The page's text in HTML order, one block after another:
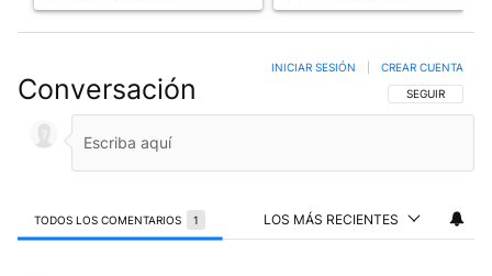
Conversación SIGA ESTA
SEGUIR
INICIAR SESIÓN CREAR CUENTA
TODOS LOS COMENTARIOS 1 LOS MÁS RECIENTES